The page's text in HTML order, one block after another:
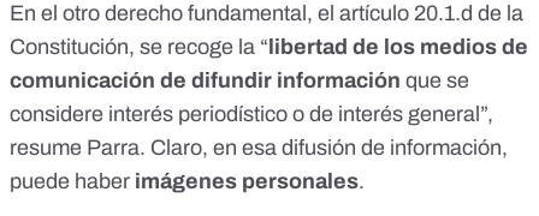
En el otro derecho fundamental, el artículo 20.1.d de la
Constitución, se recoge la “ libertad de los medios de
comunicación de difundir información que se
considere interés periodístico o de interés general”,
resume Parra. Claro, en esa difusión de información,
puede haber imágenes personales.